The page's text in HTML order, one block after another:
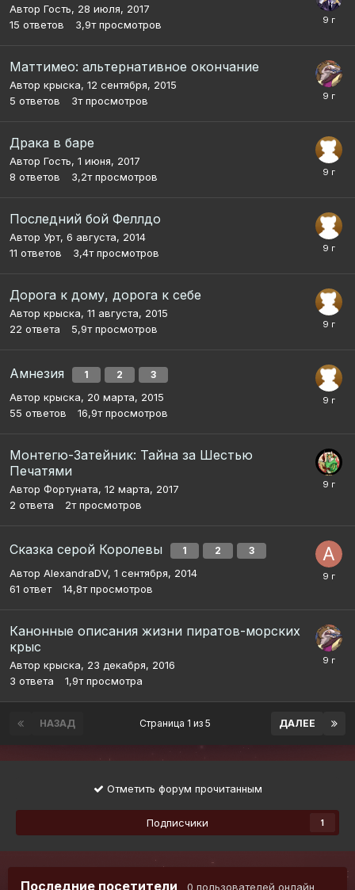
Автор Гость, 28 июля, 2017
15 ответов 3,9т просмотров
Маттимео: альтернативное окончание
Автор крыска, 12 сентября, 2015
5 ответов 3т просмотров
Драка в баре
Автор Гость, 1 июня, 2017
8 ответов 3,2т просмотров
Последний бой Феллдо
Автор Урт, 6 августа, 2014
11 ответов 3,4т просмотров
Дорога к дому, дорога к себе
Автор крыска, 11 августа, 2015
22 ответа 5,9т просмотров
Амнезия 1 2 3
Автор крыска, 20 марта, 2015
55 ответов 16,9т просмотров
Монтегю-Затейник: Тайна за Шестью
Печатями
Автор Фортуната, 12 марта, 2017
2 ответа 2т просмотров
Сказка серой Королевы 1 2 3
Автор AlexandraDV, 1 сентября, 2014
61 ответ 14,8т просмотров
Канонные описания жизни пиратов-морских
крыс
Автор крыска, 23 декабря, 2016
3 ответа 1,9т просмотра
НАЗАД ДАЛЕЕ
Страница 1 из 5
Отметить форум прочитанным
Подписчики 1
Последние посетители 0 пользователей онлайн